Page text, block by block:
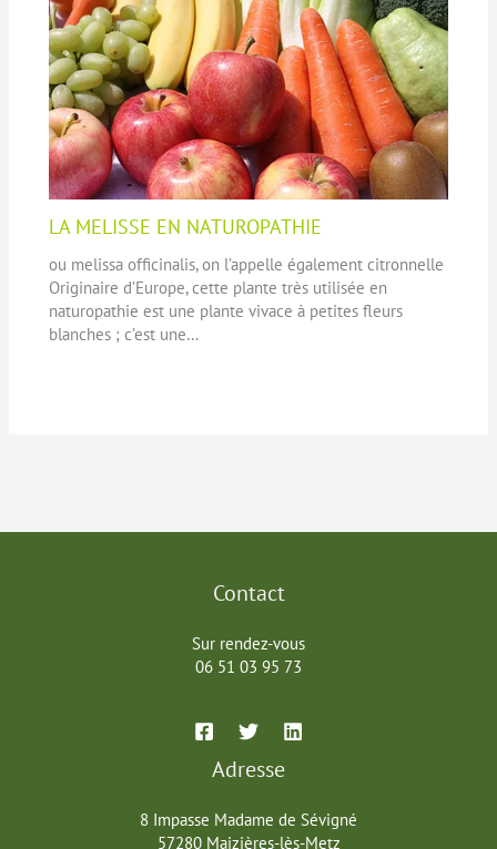
LA MELISSE EN NATUROPATHIE
ou melissa officinalis, on l’appelle également citronnelle
Originaire d’Europe, cette plante très utilisée en
naturopathie est une plante vivace à petites fleurs
blanches ; c’est une…
Contact
Sur rendez-vous
06 51 03 95 73
Adresse
8 Impasse Madame de Sévigné
57280 Maizières-lès-Metz